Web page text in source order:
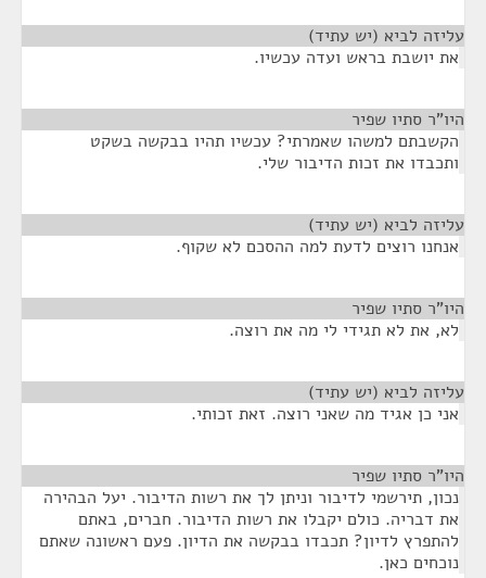
עליזה לביא (יש עתיד)
את יושבת בראש ועדה עכשיו.
היו"ר סתיו שפיר
הקשבתם למשהו שאמרתי? עכשיו תהיו בבקשה בשקט
ותכבדו את זכות הדיבור שלי.
עליזה לביא (יש עתיד)
אנחנו רוצים לדעת למה ההסכם לא שקוף.
היו"ר סתיו שפיר
לא, את לא תגידי לי מה את רוצה.
עליזה לביא (יש עתיד)
אני כן אגיד מה שאני רוצה. זאת זכותי.
היו"ר סתיו שפיר
נכון, תירשמי לדיבור וניתן לך את רשות הדיבור. יעל הבהירה
את דבריה. כולם יקבלו את רשות הדיבור. חברים, באתם
להתפרץ לדיון? תכבדו בבקשה את הדיון. פעם ראשונה שאתם
נוכחים כאן.